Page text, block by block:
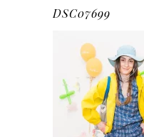
DSC07699